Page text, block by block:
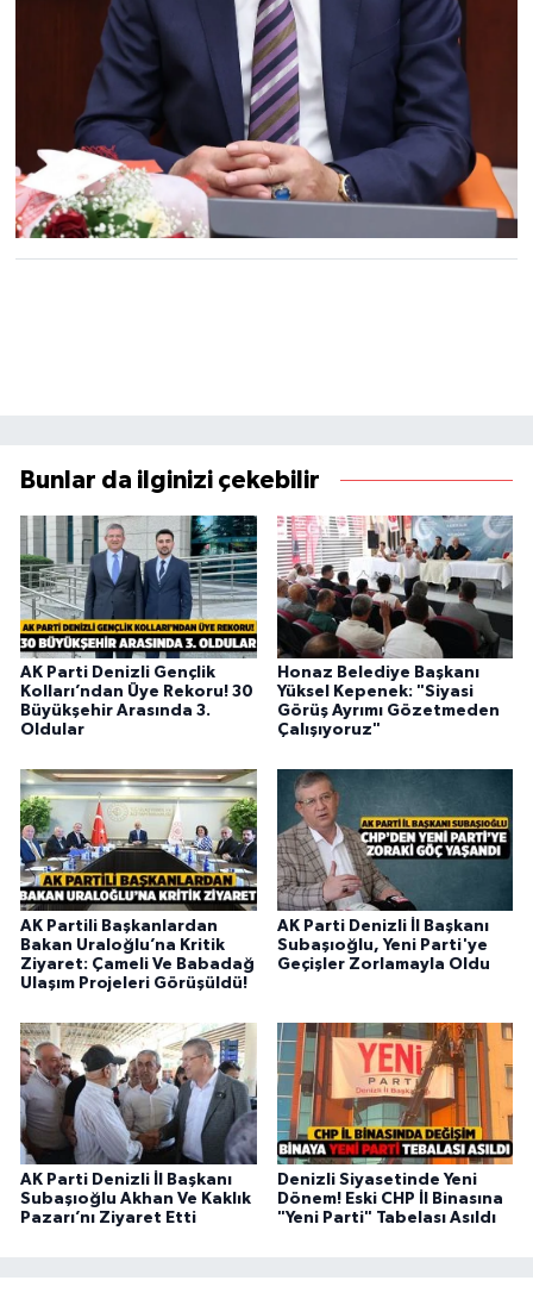
Bunlar da ilginizi çekebilir
AK Parti Denizli Gençlik
Kolları’ndan Üye Rekoru! 30
Büyükşehir Arasında 3.
Oldular
Honaz Belediye Başkanı
Yüksel Kepenek: "Siyasi
Görüş Ayrımı Gözetmeden
Çalışıyoruz"
AK Partili Başkanlardan
Bakan Uraloğlu’na Kritik
Ziyaret: Çameli Ve Babadağ
Ulaşım Projeleri Görüşüldü!
AK Parti Denizli İl Başkanı
Subaşıoğlu, Yeni Parti'ye
Geçişler Zorlamayla Oldu
AK Parti Denizli İl Başkanı
Subaşıoğlu Akhan Ve Kaklık
Pazarı’nı Ziyaret Etti
Denizli Siyasetinde Yeni
Dönem! Eski CHP İl Binasına
"Yeni Parti" Tabelası Asıldı